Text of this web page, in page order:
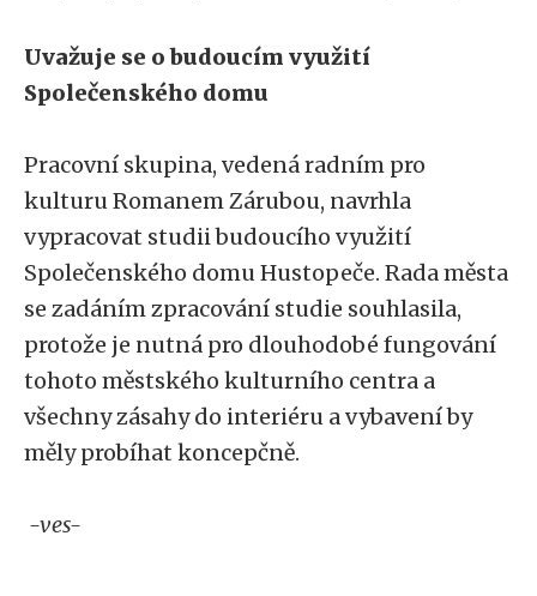
Uvažuje se o budoucím využití
Společenského domu
Pracovní skupina, vedená radním pro
kulturu Romanem Zárubou, navrhla
vypracovat studii budoucího využití
Společenského domu Hustopeče. Rada města
se zadáním zpracování studie souhlasila,
protože je nutná pro dlouhodobé fungování
tohoto městského kulturního centra a
všechny zásahy do interiéru a vybavení by
měly probíhat koncepčně.
-ves-